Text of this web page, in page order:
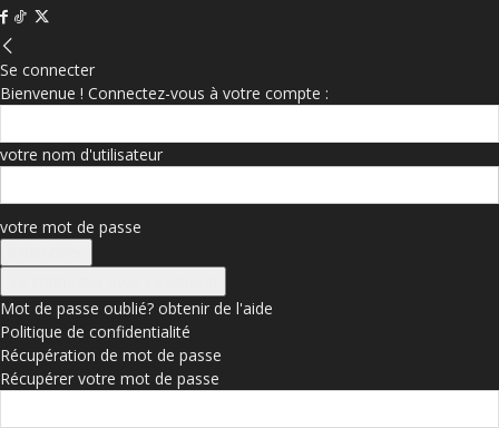
Se connecter
Bienvenue ! Connectez-vous à votre compte :
votre nom d'utilisateur
votre mot de passe
Mot de passe oublié? obtenir de l'aide
Politique de confidentialité
Récupération de mot de passe
Récupérer votre mot de passe